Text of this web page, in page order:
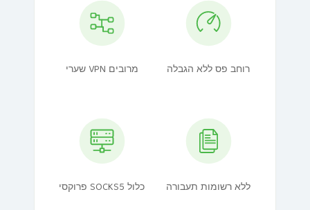
שערי VPN מרובים רוחב פס ללא הגבלה
פרוקסי SOCKS5 כלול ללא רשומות תעבורה